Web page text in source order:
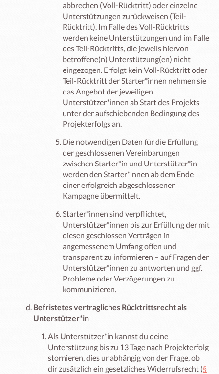
abbrechen (Voll-Rücktritt) oder einzelne
Unterstützungen zurückweisen (Teil-
Rücktritt). Im Falle des Voll-Rücktritts
werden keine Unterstützungen und im Falle
des Teil-Rücktritts, die jeweils hiervon
betroffene(n) Unterstützung(en) nicht
eingezogen. Erfolgt kein Voll-Rücktritt oder
Teil-Rücktritt der Starter*innen nehmen sie
das Angebot der jeweiligen
Unterstützer*innen ab Start des Projekts
unter der aufschiebenden Bedingung des
Projekterfolgs an.
Die notwendigen Daten für die Erfüllung
der geschlossenen Vereinbarungen
zwischen Starter*in und Unterstützer*in
werden den Starter*innen ab dem Ende
einer erfolgreich abgeschlossenen
Kampagne übermittelt.
Starter*innen sind verpflichtet,
Unterstützer*innen bis zur Erfüllung der mit
diesen geschlossen Verträgen in
angemessenem Umfang offen und
transparent zu informieren – auf Fragen der
Unterstützer*innen zu antworten und ggf.
Probleme oder Verzögerungen zu
kommunizieren.
Befristetes vertragliches Rücktrittsrecht als
Unterstützer*in
Als Unterstützer*in kannst du deine
Unterstützung bis zu 13 Tage nach Projekterfolg
stornieren, dies unabhängig von der Frage, ob
dir zusätzlich ein gesetzliches Widerrufsrecht (§